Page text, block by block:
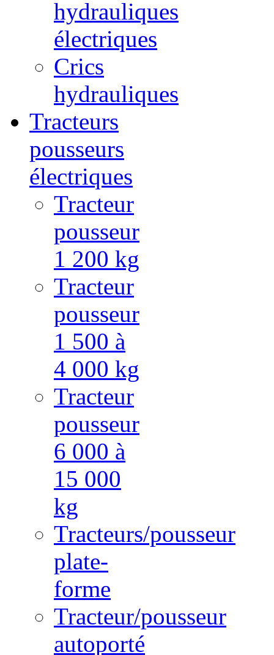
hydrauliques
électriques
Crics
hydrauliques
Tracteurs
pousseurs
électriques
Tracteur
pousseur
1 200 kg
Tracteur
pousseur
1 500 à
4 000 kg
Tracteur
pousseur
6 000 à
15 000
kg
Tracteurs/pousseur
plate-
forme
Tracteur/pousseur
autoporté